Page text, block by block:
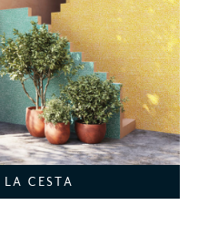
CESTA